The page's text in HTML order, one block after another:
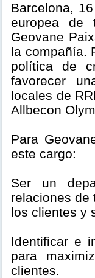
Barcelona,
europea de
Geovane
la compañía.
política de
favorecer
locales de
Allbecon
Para
este cargo:
Ser un
relaciones de
los clientes y
Identificar e
para
clientes.